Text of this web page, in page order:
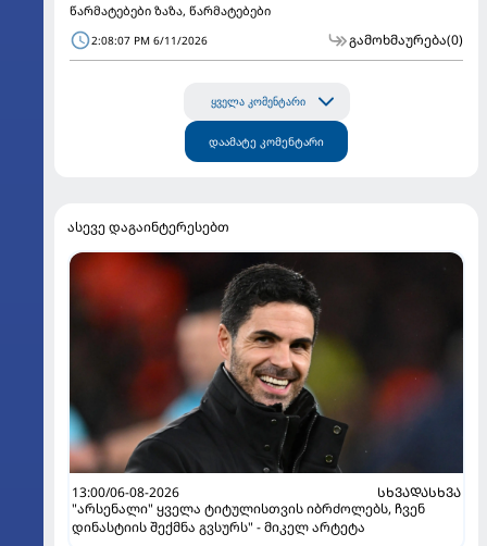
წარმატებები ზაზა, წარმატებები
2:08:07 PM 6/11/2026 გამოხმაურება(0)
ყველა კომენტარი
დაამატე კომენტარი
ასევე დაგაინტერესებთ
13:00/06-08-2026
ᲡᲮᲕᲐᲓᲐᲡᲮᲕᲐ
"არსენალი" ყველა ტიტულისთვის იბრძოლებს, ჩვენ
დინასტიის შექმნა გვსურს" - მიკელ არტეტა